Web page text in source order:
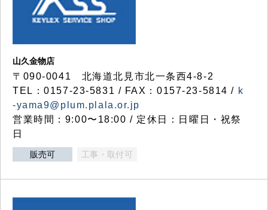
山久金物店
〒090-0041 北海道北見市北一条西4-8-2
TEL：0157-23-5831 / FAX：0157-23-5814 / k
-yama9@plum.plala.or.jp
営業時間：9:00〜18:00 / 定休日：日曜日・祝祭
日
販売可 工事・取付可